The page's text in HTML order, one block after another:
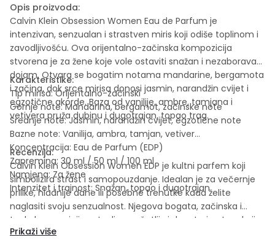
Opis proizvoda:
Calvin Klein Obsession Women Eau de Parfum je
intenzivan, senzualan i strastven miris koji odiše toplinom i
zavodljivošću. Ova orijentalno-začinska kompozicija
stvorena je za žene koje vole ostaviti snažan i nezaboravan
dojam. Otvara se bogatim notama mandarine, bergamota
i začina, dok srce mirisa donosi jasmin, narandžin cvijet i
egzotične akorde. Baza od vanilije, ambre, tamjana i
vetivera pruža dubinu i dugotrajan, topao trag.
Karakteristike:
Tip mirisa: Orijentalno-začinski
Gornje note: Mandarina, bergamot, začinske note
Srednje note: Jasmin, narandžin cvijet, egzotične note
Bazne note: Vanilija, ambra, tamjan, vetiver
Koncentracija: Eau de Parfum (EDP)
Zapremina: 30 ml / 50 ml / 100 ml
Namjena: Za žene
Intenzitet i trajnost: Snažan, topao i dugotrajan
Recenzija:
Calvin Klein Obsession Women EDP je kultni parfem koji
simbolizira strast i samopouzdanje. Idealan je za večernje
prilike, hladnije dane ili posebne trenutke kada želite
naglasiti svoju senzualnost. Njegova bogata, začinska i
topla kompozicija ostavlja upečatljiv i dugotrajan trag koji
se pamti.
Prikaži više